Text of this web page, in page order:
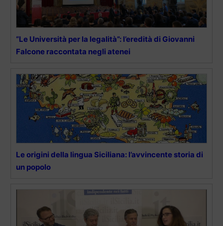
“Le Università per la legalità”: l’eredità di Giovanni
Falcone raccontata negli atenei
Le origini della lingua Siciliana: l’avvincente storia di
un popolo